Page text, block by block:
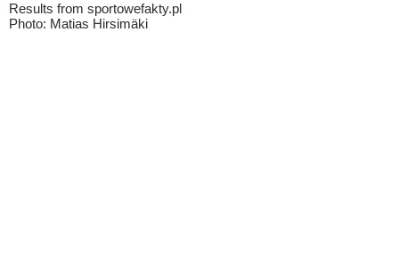
Results from sportowefakty.pl
Photo: Matias Hirsimäki